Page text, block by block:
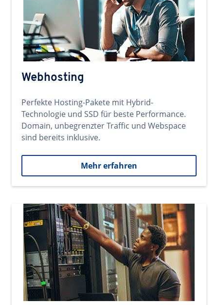
Webhosting
Perfekte Hosting-Pakete mit Hybrid-
Technologie und SSD für beste Performance.
Domain, unbegrenzter Traffic und Webspace
sind bereits inklusive.
Mehr erfahren